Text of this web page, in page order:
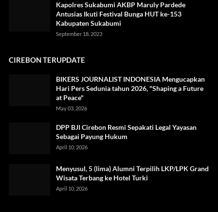
Kapolres Sukabumi AKBP Maruly Pardede
Antusias Ikuti Festival Bunga HUT ke-153
Kabupaten Sukabumi
September 18, 2023
CIREBON TERUPDATE
BIKERS JOURNALIST INDONESIA Mengucapkan
Hari Pers Sedunia tahun 2026, "Shaping a Future
at Peace"
May 03, 2026
DPP BJI Cirebon Resmi Sepakati Legal Yayasan
Sebagai Payung Hukum
April 10, 2026
Menyusul, 5 (lima) Alumni Terpilih LKP/LPK Grand
Wisata Terbang ke Hotel Turki
April 10, 2026